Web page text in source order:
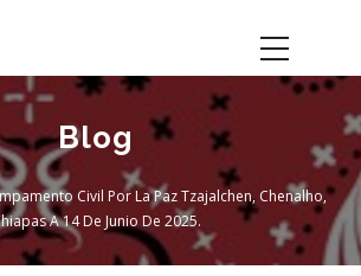
Blog
Civil Por La Paz Tzajalchen, Chenalho,
A 14 De Junio De 2025.